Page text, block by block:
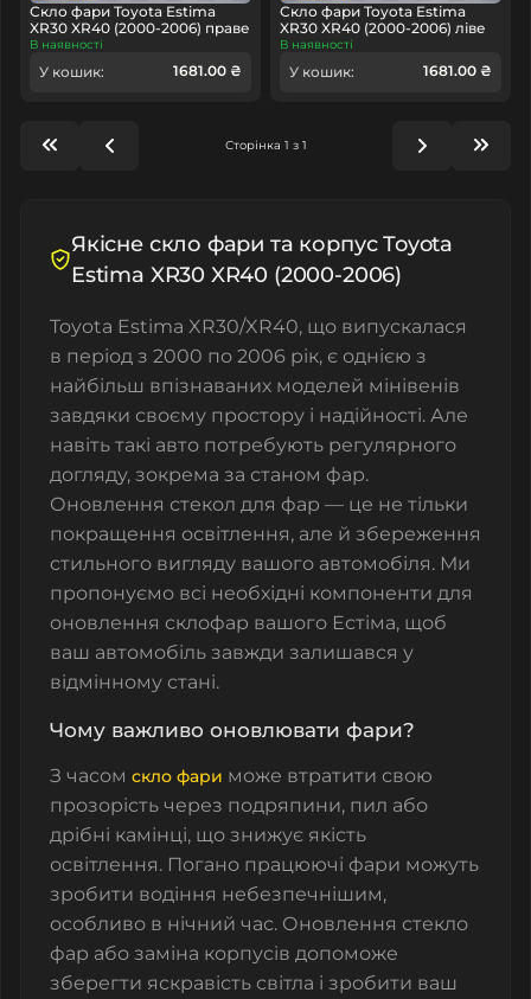
Скло фари Toyota Estima
XR30 XR40 (2000-2006) праве
В наявності
У кошик: 1681.00 ₴
Скло фари Toyota Estima
XR30 XR40 (2000-2006) ліве
В наявності
У кошик: 1681.00 ₴
Сторінка 1 з 1
Якісне скло фари та корпус Toyota
Estima XR30 XR40 (2000-2006)
Toyota Estima XR30/XR40, що випускалася
в період з 2000 по 2006 рік, є однією з
найбільш впізнаваних моделей мінівенів
завдяки своєму простору і надійності. Але
навіть такі авто потребують регулярного
догляду, зокрема за станом фар.
Оновлення стекол для фар — це не тільки
покращення освітлення, але й збереження
стильного вигляду вашого автомобіля. Ми
пропонуємо всі необхідні компоненти для
оновлення склофар вашого Естіма, щоб
ваш автомобіль завжди залишався у
відмінному стані.
Чому важливо оновлювати фари?
З часом скло фари може втратити свою
прозорість через подряпини, пил або
дрібні камінці, що знижує якість
освітлення. Погано працюючі фари можуть
зробити водіння небезпечнішим,
особливо в нічний час. Оновлення стекло
фар або заміна корпусів допоможе
зберегти яскравість світла і зробити ваш